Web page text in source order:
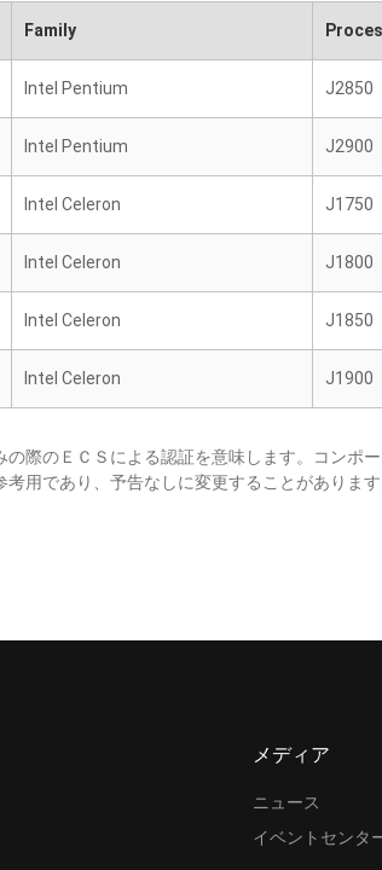
Family
Intel Pentium J2850
Intel Pentium J2900
Intel Celeron J1750
Intel Celeron J1800
Intel Celeron J1850
Intel Celeron J1900
の際のＥＣＳによる認証を意味します。コンポ
考用であり、予告なしに変更することがあります
メディア
ニュース
イベントセンタ